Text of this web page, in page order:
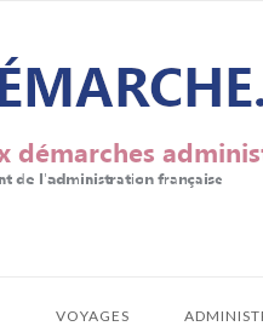
VOYAGES